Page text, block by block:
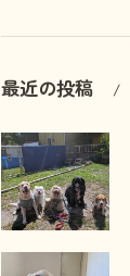
最近の投稿